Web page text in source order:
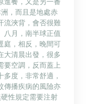
，而且是地處赤
流浹背，會否很難
八月，南半球正值
庭，相反，晚間可
大清晨出發，很多
要空調，反而蓋上
度，非常舒適，
傳播疾病的風險亦
性規定需要注射